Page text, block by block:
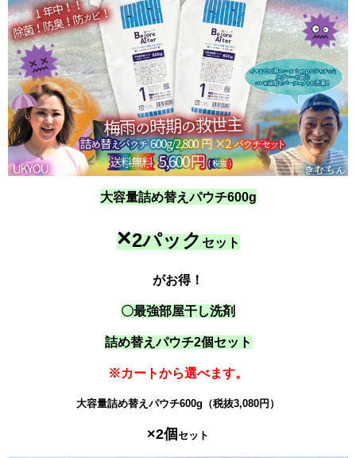
大容量詰め替えパウチ600g
×2パックセット
がお得！
〇最強部屋干し洗剤
詰め替えパウチ2個セット
※カートから選べます。
大容量詰め替えパウチ600g （税抜3,080円）
×2個 セット